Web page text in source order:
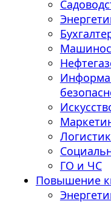
ГО и ЧС
Повышение